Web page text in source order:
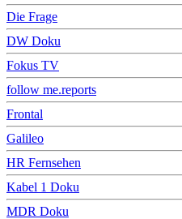
Die Frage
DW Doku
Fokus TV
follow me.reports
Frontal
Galileo
HR Fernsehen
Kabel 1 Doku
MDR Doku